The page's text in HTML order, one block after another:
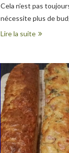
Cela n’est pas
nécessite plus de
Lire la suite